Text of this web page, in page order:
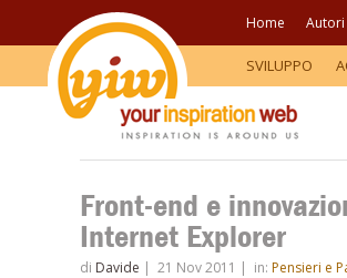
Home Autori
SVILUPPO
Front-end e
Internet Explorer
di Davide | 21 Nov 2011 | in: Pensieri e